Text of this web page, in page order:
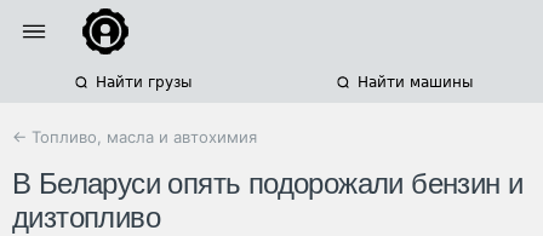
Найти грузы Найти машины
← Топливо, масла и автохимия
В Беларуси опять подорожали бензин и
дизтопливо